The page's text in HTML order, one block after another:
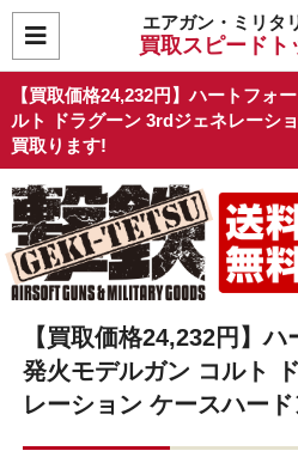
エアガン・ミリタ
買取スピードト
【買取価格24,232円】ハートフォ
ルト ドラグーン 3rdジェネレーシ
買取ります!
【買取価格24,232円】
発火モデルガン コルト
レーション ケースハー